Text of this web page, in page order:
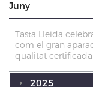
Juny
Tasta Lleida
com el gran
qualitat
2025